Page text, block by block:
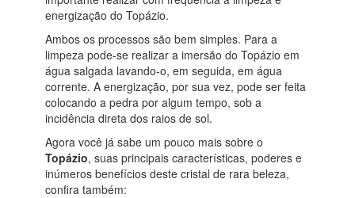
energização do Topázio.
Ambos os processos são bem simples. Para a
limpeza pode-se realizar a imersão do Topázio em
água salgada lavando-o, em seguida, em água
corrente. A energização, por sua vez, pode ser feita
colocando a pedra por algum tempo, sob a
incidência direta dos raios de sol.
Agora você já sabe um pouco mais sobre o
Topázio, suas principais características, poderes e
inúmeros benefícios deste cristal de rara beleza,
confira também: